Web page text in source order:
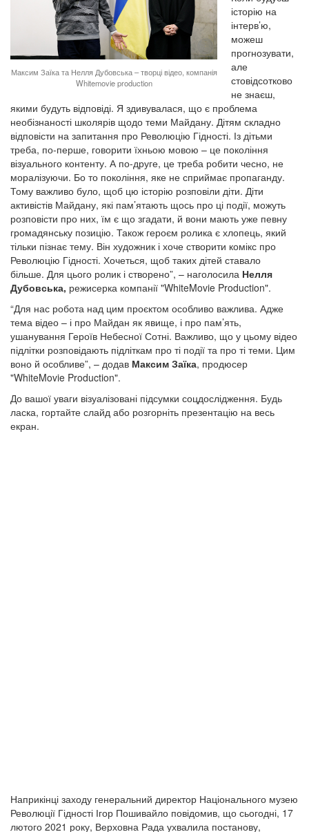
Максим Заїка та Нелля Дубовська – творці відео, компанія
Whitemovie production
історію на
інтерв’ю,
можеш
прогнозувати,
але
стовідсотково
не знаєш,
якими будуть відповіді. Я здивувалася, що є проблема
необізнаності школярів щодо теми Майдану. Дітям складно
відповісти на запитання про Революцію Гідності. Із дітьми
треба, по-перше, говорити їхньою мовою – це покоління
візуального контенту. А по-друге, це треба робити чесно, не
моралізуючи. Бо то покоління, яке не сприймає пропаганду.
Тому важливо було, щоб цю історію розповіли діти. Діти
активістів Майдану, які пам’ятають щось про ці події, можуть
розповісти про них, їм є що згадати, й вони мають уже певну
громадянську позицію. Також героєм ролика є хлопець, який
тільки пізнає тему. Він художник і хоче створити комікс про
Революцію Гідності. Хочеться, щоб таких дітей ставало
більше. Для цього ролик і створено”, – наголосила Нелля
Дубовська, режисерка компанії "WhiteMovie Production".
“Для нас робота над цим проєктом особливо важлива. Адже
тема відео – і про Майдан як явище, і про пам’ять,
ушанування Героїв Небесної Сотні. Важливо, що у цьому відео
підлітки розповідають підліткам про ті події та про ті теми. Цим
воно й особливе”, – додав Максим Заїка, продюсер
"WhiteMovie Production".
До вашої уваги візуалізовані підсумки соцдослідження. Будь
ласка, гортайте слайд або розгорніть презентацію на весь
екран.
Наприкінці заходу генеральний директор Національного музею
Революції Гідності Ігор Пошивайло повідомив, що сьогодні, 17
лютого 2021 року, Верховна Рада ухвалила постанову,